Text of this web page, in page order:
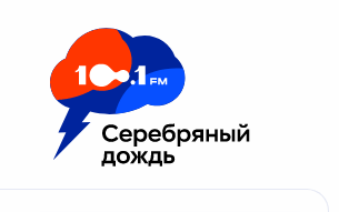
Москва 100.1 FM
Апатиты